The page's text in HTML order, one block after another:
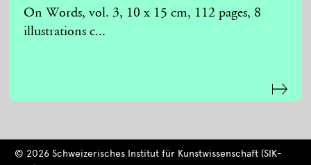
On Words, vol. 3, 10 x 15 cm, 112 pages, 8
illustrations c...
© 2026 Schweizerisches Institut für Kunstwissenschaft (SIK-